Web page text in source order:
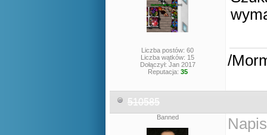
Liczba postów: 60
Liczba wątków: 15
Dołączył: Jan 2017
Reputacja: 35
/
510585
Banned